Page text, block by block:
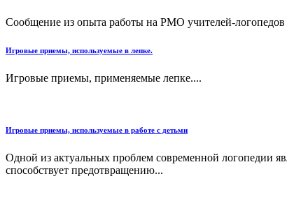
Сообщение из опыта работы на РМО учителей-
Игровые приемы, используемые в лепке.
Игровые приемы, применяемые лепке....
Игровые приемы, используемые в работе с детьми
Одной из актуальных проблем современной логопедии
способствует предотвращению...